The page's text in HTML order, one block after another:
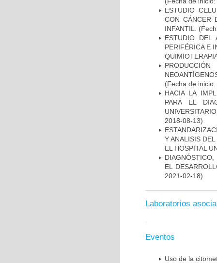
ESTUDIO
CON CÁNCER
INFANTIL.
ESTUDIO DEL
PERIFÉRICA E
(Fecha de
HACIA LA
PARA EL
2018-08-13)
Y ANALISIS
EL HOSPITAL
EL
2021-02-18)
Laboratorios
Eventos
Uso de la